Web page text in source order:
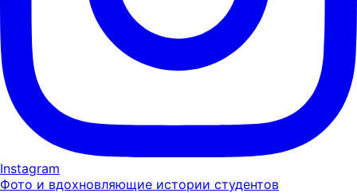
Instagram
Фото и вдохновляющие истории студентов